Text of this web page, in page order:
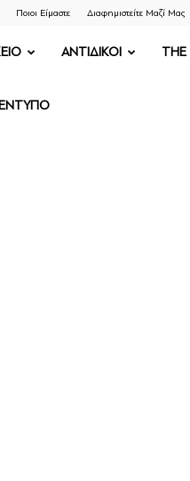
Ποιοι Είμαστε Διαφημιστείτε Μαζί Μας
ΑΝΤΙΔΙΚΟΙ THE
ΕΝΤΥΠΟ